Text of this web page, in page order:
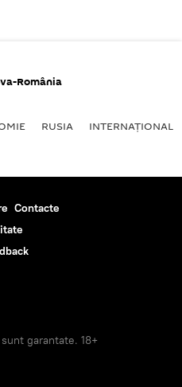
România
RUSIA INTERNAŢIONAL
Contacte
garantate. 18+